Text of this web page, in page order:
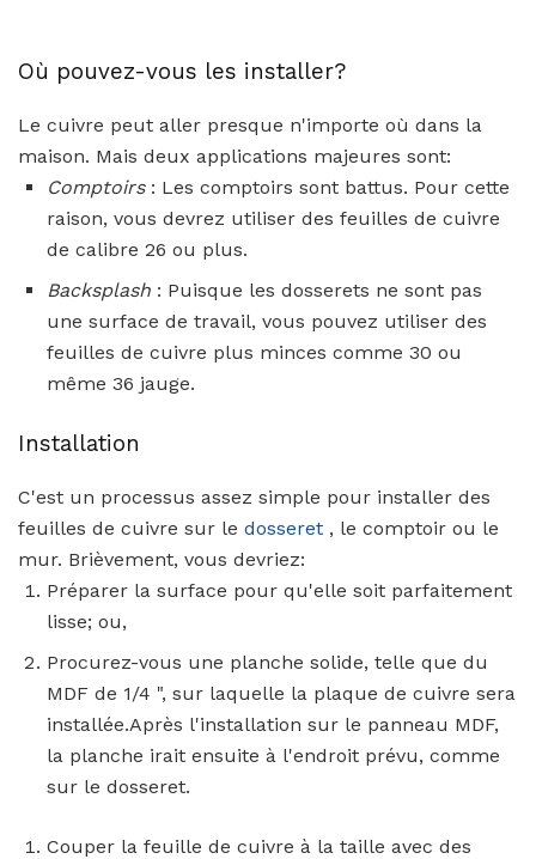
Où pouvez-vous les installer?
Le cuivre peut aller presque n'importe où dans la
maison. Mais deux applications majeures sont:
Comptoirs: Les comptoirs sont battus. Pour cette
raison, vous devrez utiliser des feuilles de cuivre
de calibre 26 ou plus.
Backsplash : Puisque les dosserets ne sont pas
une surface de travail, vous pouvez utiliser des
feuilles de cuivre plus minces comme 30 ou
même 36 jauge.
Installation
C'est un processus assez simple pour installer des
feuilles de cuivre sur le dosseret , le comptoir ou le
mur. Brièvement, vous devriez:
Préparer la surface pour qu'elle soit parfaitement
lisse; ou,
Procurez-vous une planche solide, telle que du
MDF de 1/4 ", sur laquelle la plaque de cuivre sera
installée.Après l'installation sur le panneau MDF,
la planche irait ensuite à l'endroit prévu, comme
sur le dosseret.
Couper la feuille de cuivre à la taille avec des